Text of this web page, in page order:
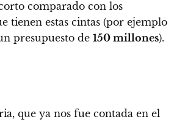
comparado con los
tienen estas cintas (por ejemplo
presupuesto de 150 millones).
que ya nos fue contada en el